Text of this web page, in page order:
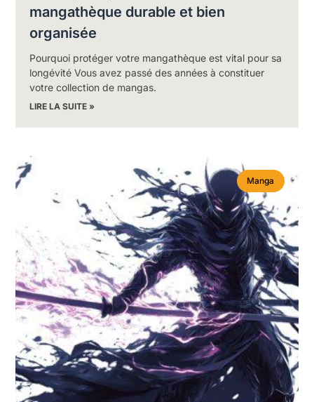
mangathèque durable et bien
organisée
Pourquoi protéger votre mangathèque est vital pour sa
longévité Vous avez passé des années à constituer
votre collection de mangas.
LIRE LA SUITE »
Manga